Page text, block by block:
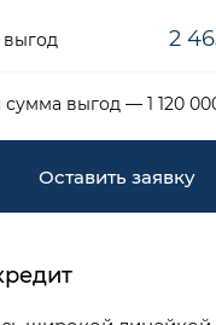
выгод
2
выгод — 1 120
Оставить заявку